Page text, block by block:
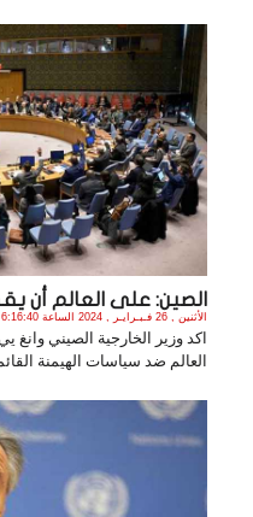
الصين: على العالم أن
الأثنين , 26 فـبـرايـر , 2024 الساعة 6:16:40 PM
اكد وزير الخارجية الصيني وانغ
العالم ضد سياسات الهيمنة